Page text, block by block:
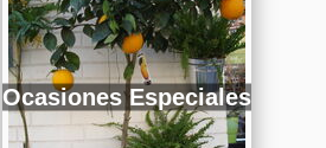
Ocasiones Especiales